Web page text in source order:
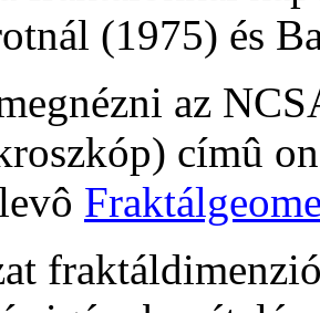
(1975) és
az
címû